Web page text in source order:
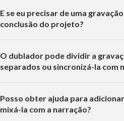
E se eu precisar de uma
conclusão do projeto?
O dublador pode dividir a
separados ou sincronizá-la com
Posso obter ajuda para
mixá-la com a narração?